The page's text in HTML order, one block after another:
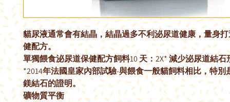
貓尿液通常會有結晶，結晶過多不利泌尿道健康，量身打
健配方。
單獨餵食泌尿道保健配方飼料10 天：2X* 減少泌尿道結石
*2014年法國皇家內部試驗-與餵食一般貓飼料相比，特別
鎂結石的證明。
礦物質平衡